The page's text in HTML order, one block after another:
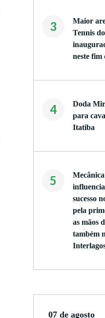
3
Maior
Tennis
neste fim
4
Doda
para
Itatiba
5
sucesso
pela
as mãos
também
07 de agosto